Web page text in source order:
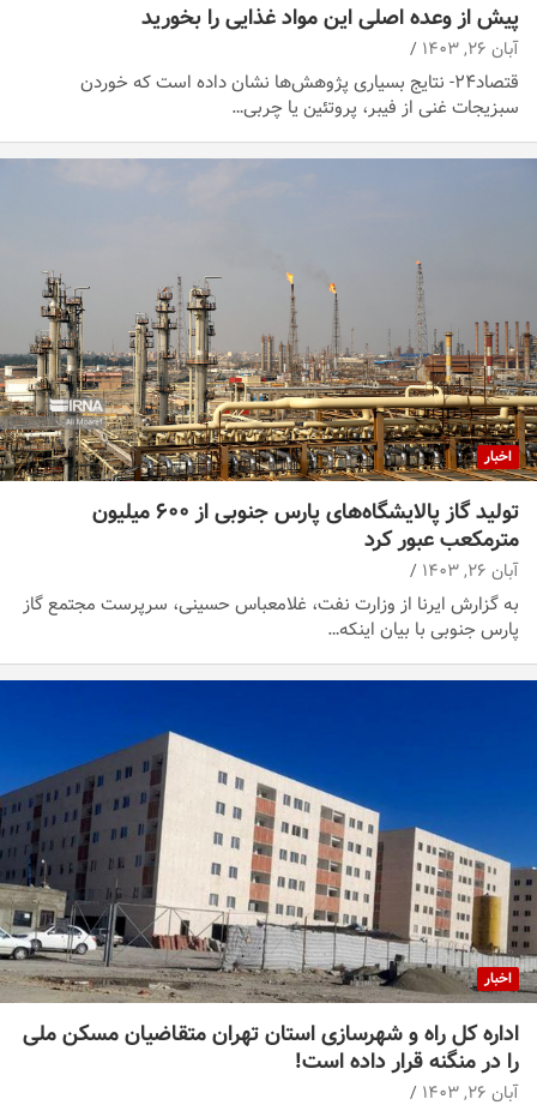
پیش از وعده اصلی این مواد غذایی را بخورید
آبان ۲۶, ۱۴۰۳
قتصاد۲۴- نتایج بسیاری پژوهش‌ها نشان داده است که خوردن
سبزیجات غنی از فیبر، پروتئین یا چربی…
اخبار
تولید گاز پالایشگاه‌های پارس جنوبی از ۶۰۰ میلیون
مترمکعب عبور کرد
آبان ۲۶, ۱۴۰۳
به گزارش ایرنا از وزارت نفت، غلامعباس حسینی، سرپرست مجتمع گاز
پارس جنوبی با بیان اینکه…
اخبار
اداره کل راه و شهرسازی استان تهران متقاضیان مسکن ملی
را در منگنه قرار داده است!
آبان ۲۶, ۱۴۰۳